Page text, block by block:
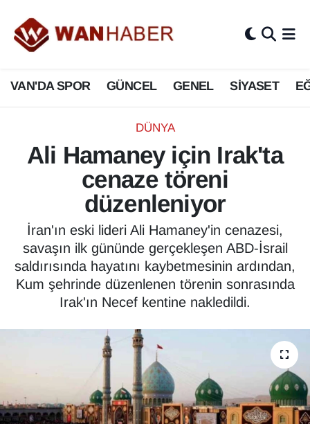
VAN'DA SPOR GÜNCEL GENEL SİYASET
DÜNYA
Ali Hamaney için Irak'ta
cenaze töreni
düzenleniyor
İran'ın eski lideri Ali Hamaney'in cenazesi,
savaşın ilk gününde gerçekleşen ABD-İsrail
saldırısında hayatını kaybetmesinin ardından,
Kum şehrinde düzenlenen törenin sonrasında
Irak'ın Necef kentine nakledildi.
3.SAYFA
ASAYİŞ
BİLİM VE TEKNOLOJİ
Biyografi
Bölge Haberleri
ÇEVRE
Deprem
Dernekler, Odalar
DÜNYA
EĞİTİM
Van Nöbetçi Eczaneler
Van Hava Durumu
Van Namaz Vakitleri
Van Trafik Yoğunluk Haritası
Süper Lig Puan Durumu ve Fikstür
Tüm Manşetler
Son Dakika Haberleri
Haber Arşivi